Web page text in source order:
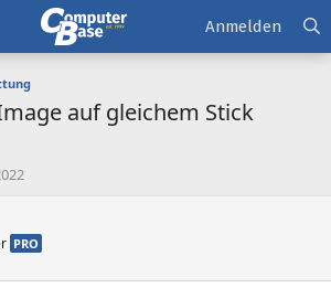
Anmelden
auf gleichem Stick
PRO